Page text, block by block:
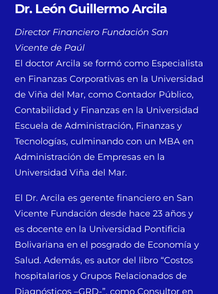
Dr. León Guillermo Arcila
Director Financiero Fundación San
Vicente de Paúl
El doctor Arcila se formó como Especialista
en Finanzas Corporativas en la Universidad
de Viña del Mar, como Contador Público,
Contabilidad y Finanzas en la Universidad
Escuela de Administración, Finanzas y
Tecnologías, culminando con un MBA en
Administración de Empresas en la
Universidad Viña del Mar.
El Dr. Arcila es gerente financiero en San
Vicente Fundación desde hace 23 años y
es docente en la Universidad Pontificia
Bolivariana en el posgrado de Economía y
Salud. Además, es autor del libro “Costos
hospitalarios y Grupos Relacionados de
Diagnósticos –GRD-”, como Consultor en